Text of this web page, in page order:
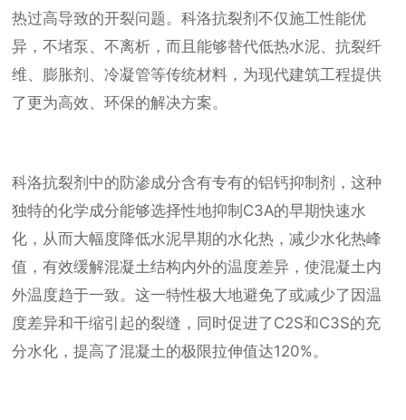
热过高导致的开裂问题。科洛抗裂剂不仅施工性能优
异，不堵泵、不离析，而且能够替代低热水泥、抗裂纤
维、膨胀剂、冷凝管等传统材料，为现代建筑工程提供
了更为高效、环保的解决方案。
科洛抗裂剂中的防渗成分含有专有的铝钙抑制剂，这种
独特的化学成分能够选择性地抑制C3A的早期快速水
化，从而大幅度降低水泥早期的水化热，减少水化热峰
值，有效缓解混凝土结构内外的温度差异，使混凝土内
外温度趋于一致。这一特性极大地避免了或减少了因温
度差异和干缩引起的裂缝，同时促进了C2S和C3S的充
分水化，提高了混凝土的极限拉伸值达120%。